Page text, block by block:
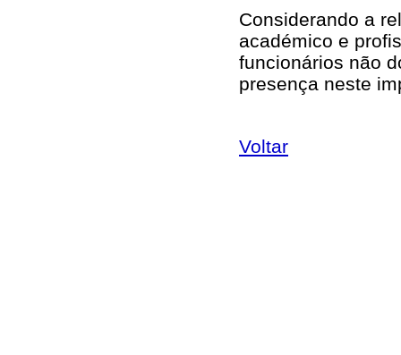
Considerando a
académico e
funcionários não
presença neste
Voltar